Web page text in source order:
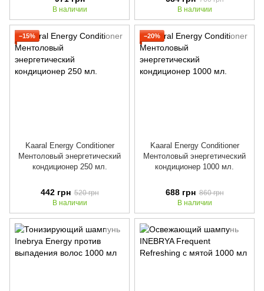
В наличии
В наличии
−15%
Kaaral Energy Conditioner
Ментоловый энергетический
кондиционер 250 мл.
442 грн 520 грн
В наличии
−20%
Kaaral Energy Conditioner
Ментоловый энергетический
кондиционер 1000 мл.
688 грн 860 грн
В наличии